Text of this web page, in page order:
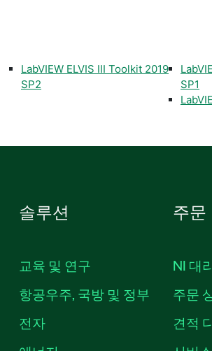
LabVIEW ELVIS III Toolkit 2019
SP2
SP1
솔루션
교육 및 연구
항공우주, 국방 및 정부
전자
주문
NI 대
주문
견적